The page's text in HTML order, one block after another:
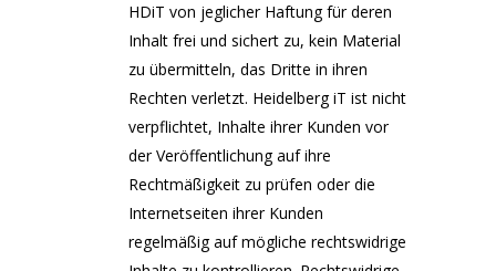
HDiT von jeglicher Haftung für deren
Inhalt frei und sichert zu, kein Material
zu übermitteln, das Dritte in ihren
Rechten verletzt. Heidelberg iT ist nicht
verpflichtet, Inhalte ihrer Kunden vor
der Veröffentlichung auf ihre
Rechtmäßigkeit zu prüfen oder die
Internetseiten ihrer Kunden
regelmäßig auf mögliche rechtswidrige